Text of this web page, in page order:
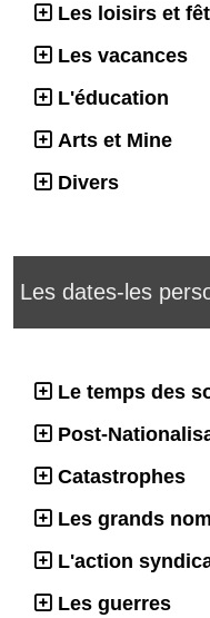
Les loisirs et
Les vacances
L'éducation
Arts et Mine
Divers
Les dates-les
Le temps des
Post-
Catastrophes
Les grands
L'action
Les guerres